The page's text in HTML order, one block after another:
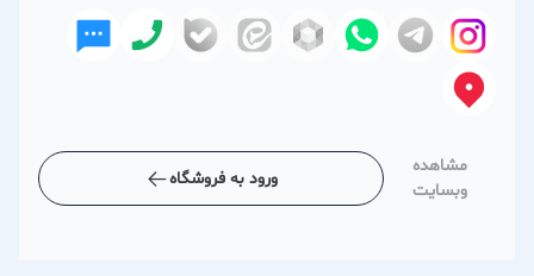
مشاهده
وبسایت
ورود به فروشگاه